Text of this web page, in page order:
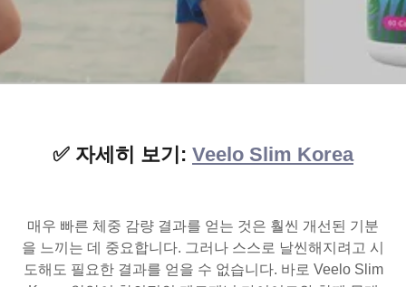
✅ 자세히 보기: Veelo Slim Korea
매우 빠른 체중 감량 결과를 얻는 것은 훨씬 개선된 기분
을 느끼는 데 중요합니다. 그러나 스스로 날씬해지려고 시
도해도 필요한 결과를 얻을 수 없습니다. 바로 Veelo Slim